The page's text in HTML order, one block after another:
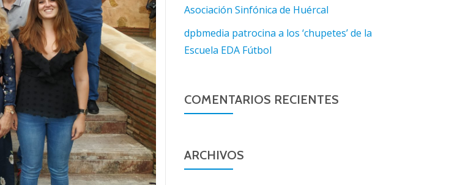
Asociación Sinfónica de Huércal
dpbmedia patrocina a los ‘chupetes’ de la
Escuela EDA Fútbol
COMENTARIOS RECIENTES
ARCHIVOS